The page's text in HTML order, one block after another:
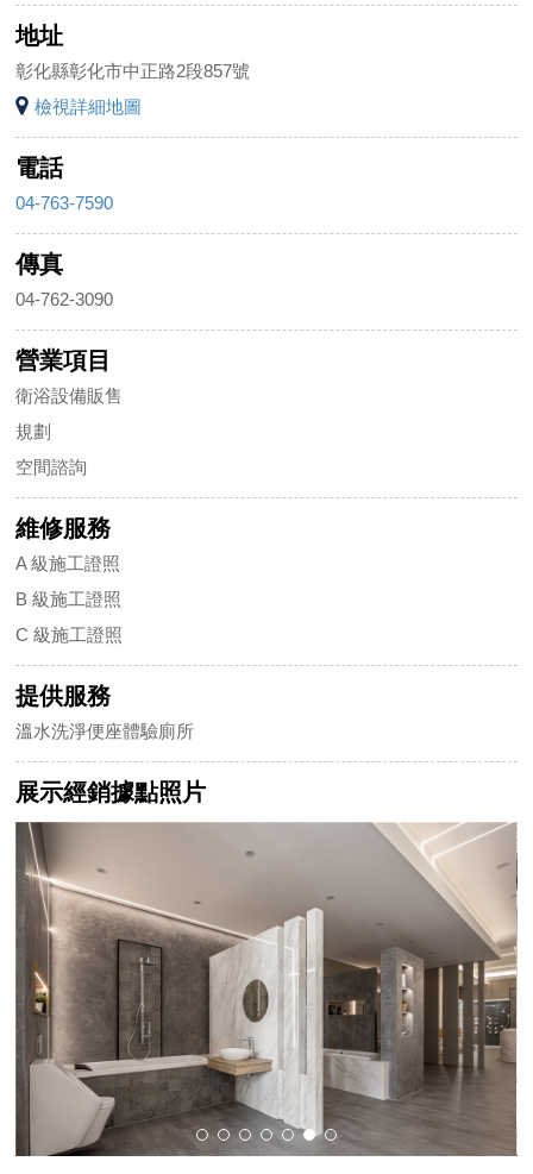
地址
彰化縣彰化市中正路2段857號
檢視詳細地圖
電話
04-763-7590
傳真
04-762-3090
營業項目
衛浴設備販售
規劃
空間諮詢
維修服務
A 級施工證照
B 級施工證照
C 級施工證照
提供服務
溫水洗淨便座體驗廁所
展示經銷據點照片